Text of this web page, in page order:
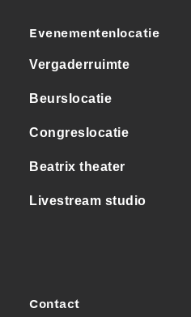
Evenementenlocatie
Vergaderruimte
Beurslocatie
Congreslocatie
Beatrix theater
Livestream studio
Contact